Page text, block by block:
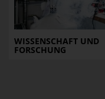
WISSENSCHAFT UND
FORSCHUNG